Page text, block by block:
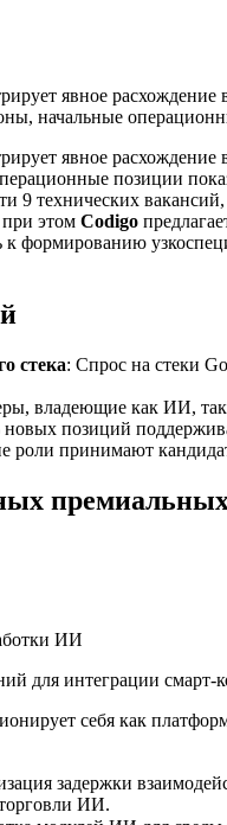
явное
начальные
явное расхождение
позиции
9 технических
этом Codigo
к формированию
стека: Спрос на стеки
владеющие как ИИ, так
новых позиций
роли принимают
ИИ
для интеграции смарт-
себя как
задержки
ИИ.